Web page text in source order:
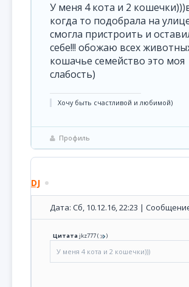
У меня 4 кота и 2
когда то подобрала на
смогла пристроить и
себе!!! обожаю всех
кошачье семейство это моя
слабость)
Хочу быть счастливой и любимой)
Профиль
DJ
Дата: Сб, 10.12.16, 22:23 |
Цитатаjkz777( )
У меня 4 кота и 2 кошечки)))